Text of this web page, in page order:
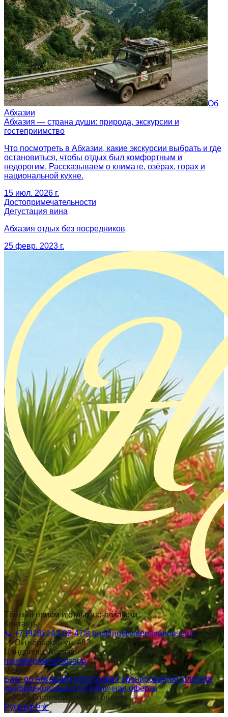
Об
Абхазии
Абхазия — страна души: природа, экскурсии и
гостеприимство
Что посмотреть в Абхазии, какие экскурсии выбрать и где
остановиться, чтобы отдых был комфортным и
недорогим. Рассказываем о климате, озёрах, горах и
национальной кухне.
15 июл. 2026 г.
Достопримечательности
Дегустация вина
Абхазия отдых без посредников
25 февр. 2023 г.
Тёплый приём и отдых по-абхазски
Контакты
📞 +7 (928) 242-02-47✉booking@valentinahouse.ru
📍Октябрьская ул. 492
Цандрипш, Абхазия
maxtelegramwhatsapp
Меню
Блог об АбхазииО насУсловия бронированияПолитика
конфиденциальностиПубличная оферта
©2026 Гостевой дом Валентина
РусEng中文